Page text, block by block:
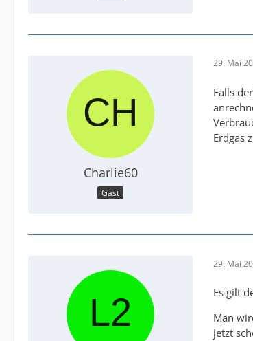
Charlie60
Gast
29. Mai
Falls
Erdgas
29. Mai
Es gilt
Man
jetzt